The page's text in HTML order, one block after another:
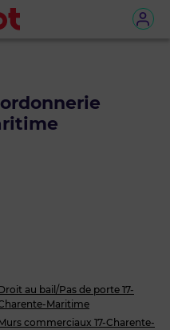
au bail/Pas de porte 17-
Maritime
commerciaux 17-Charente-